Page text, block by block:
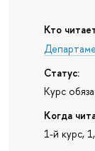
Кто
Статус:
Курс
Когда
1-й курс,